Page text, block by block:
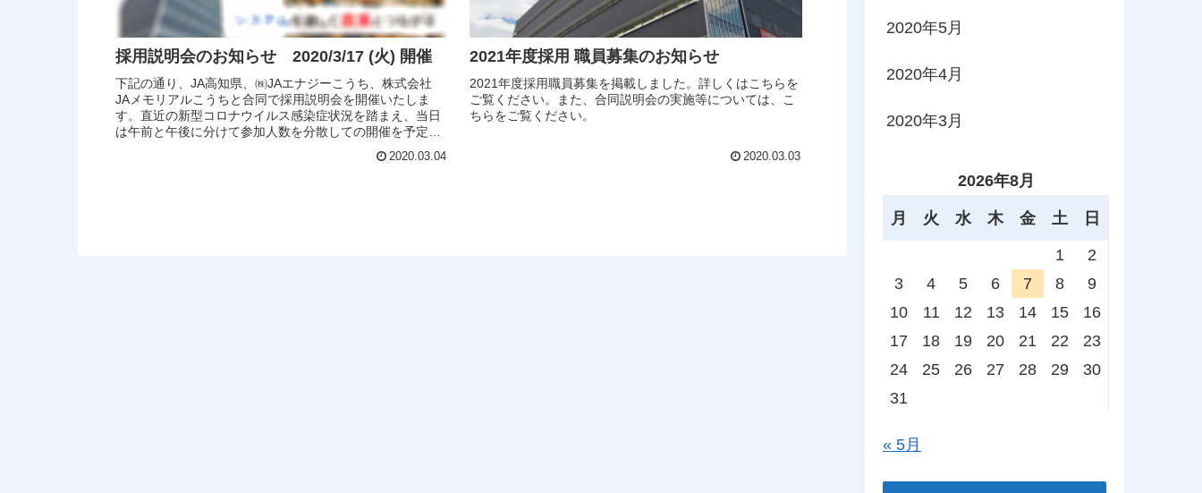
採用説明会のお知らせ 2020/3/17 (火) 開催
下記の通り、JA高知県、㈱JAエナジーこうち、株式会社
JAメモリアルこうちと合同で採用説明会を開催いたしま
す。直近の新型コロナウイルス感染症状況を踏まえ、当日
は午前と午後に分けて参加人数を分散しての開催を予定し
2020.03.04
2021年度採用 職員募集のお知らせ
2021年度採用職員募集を掲載しました。詳しくはこちらを
ご覧ください。また、合同説明会の実施等については、こ
ちらをご覧ください。
2020.03.03
2020年5月
2020年4月
2020年3月
2026年8月
月 火 水 木 金 土 日
1
2
3
4 5 6 7 8
9
10
11 12 13 14 15
16
17
18 19 20 21 22
23
24
25 26 27 28 29
30
31
« 5月